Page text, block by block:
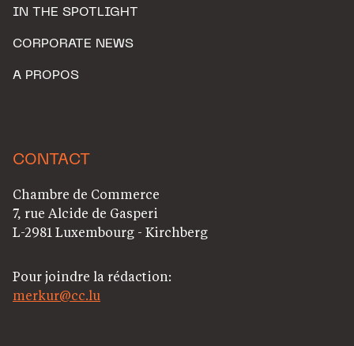
IN THE SPOTLIGHT
CORPORATE NEWS
A PROPOS
CONTACT
Chambre de Commerce
7, rue Alcide de Gasperi
L-2981 Luxembourg - Kirchberg
Pour joindre la rédaction:
merkur@cc.lu